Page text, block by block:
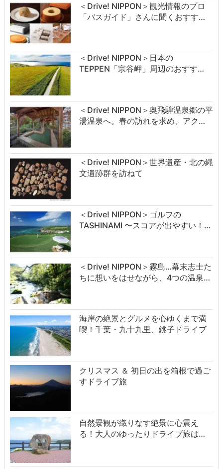
＜Drive! NIPPON＞観光情報のプロ
「バスガイド」さんに聞くおすす…
＜Drive! NIPPON＞日本の
TEPPEN「宗谷岬」周辺のおすす…
＜Drive! NIPPON＞奥飛騨温泉郷の平
湯温泉へ。春の訪れを求め、アク…
＜Drive! NIPPON＞世界遺産・北の縄
文遺跡群を訪ねて
＜Drive! NIPPON＞ゴルフの
TASHINAMI 〜スコアが出やすい！…
＜Drive! NIPPON＞霧島…幕末志士た
ちに想いをはせながら、4つの温泉…
海岸の絶景とグルメを心ゆくまで満
喫！千葉・九十九里、銚子ドライブ
クリスマス ＆ 初日の出を箱根で過ご
すドライブ旅
自然景観が織りなす絶景に心震え
る！大人のゆったりドライブ旅は…